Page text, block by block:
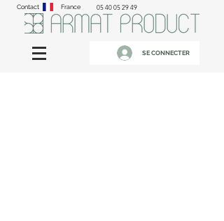
Contact France 05 40 05 29 49
SE CONNECTER